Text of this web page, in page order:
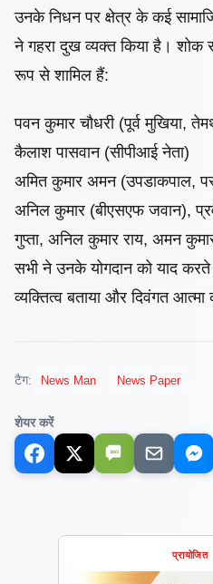
​उनके निधन पर क्षेत्र के कई
ने गहरा दुख व्यक्त किया है। शोक
रूप से शामिल हैं:
​पवन कुमार चौधरी (पूर्व मुखिया,
​कैलाश पासवान (सीपीआई नेता)
​अमित कुमार अमन (उपडाकपाल,
​अनिल कुमार (बीएसएफ जवान),
गुप्ता, अनिल कुमार राय, अमन
​सभी ने उनके योगदान को याद
व्यक्तित्व बताया और दिवंगत आत्मा
टैग: News Man News Paper
शेयर करें
SMS
प्रायोजित